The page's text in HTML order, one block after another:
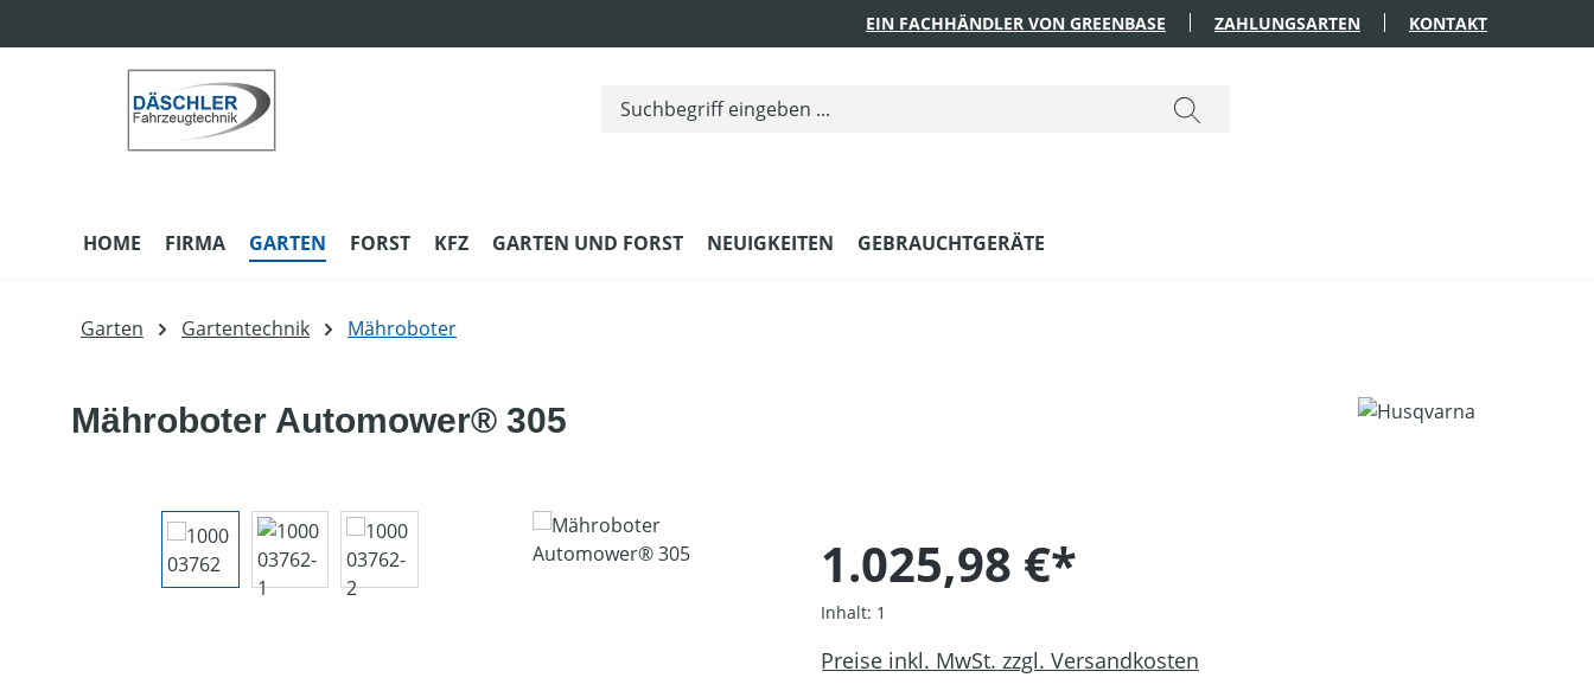
EIN FACHHÄNDLER VON GREENBASE ZAHLUNGSARTEN KONTAKT
HOME FIRMA GARTEN FORST KFZ GARTEN UND FORST NEUIGKEITEN GEBRAUCHTGERÄTE
Garten Gartentechnik Mähroboter
Mähroboter Automower® 305
Bildergalerie überspringen
1.025,98 €*
Inhalt: 1
Preise inkl. MwSt. zzgl. Versandkosten